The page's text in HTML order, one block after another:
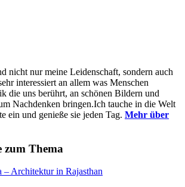
nicht nur meine Leidenschaft, sondern auch
interessiert an allem was Menschen
die uns berührt, an schönen Bildern und
Nachdenken bringen.Ich tauche in die Welt
ein und genieße sie jeden Tag. Mehr über
zum Thema